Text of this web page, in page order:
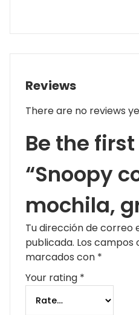
Reviews
There are no reviews
Be the
“Snoopy
mochila,
Tu dirección de correo
publicada. Los campos
marcados con *
Your rating *